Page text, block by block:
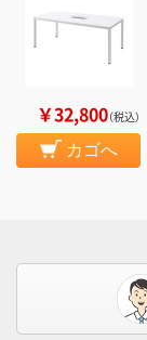
￥32,800（税込）
カゴへ